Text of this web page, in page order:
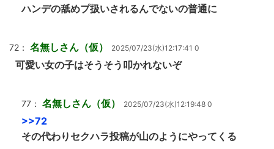
ハンデの舐めプ扱いされるんでないの普通に
72： 名無しさん（仮） 2025/07/23(水)12:17:41 0
可愛い女の子はそうそう叩かれないぞ
77： 名無しさん（仮） 2025/07/23(水)12:19:48 0
>>72
その代わりセクハラ投稿が山のようにやってくる